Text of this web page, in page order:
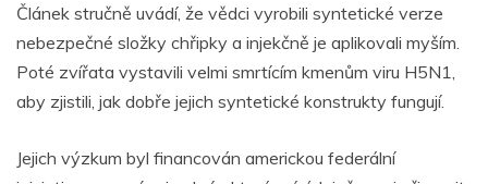
Článek stručně uvádí, že vědci vyrobili syntetické verze
nebezpečné složky chřipky a injekčně je aplikovali myším.
Poté zvířata vystavili velmi smrtícím kmenům viru H5N1,
aby zjistili, jak dobře jejich syntetické konstrukty fungují.
Jejich výzkum byl financován americkou federální